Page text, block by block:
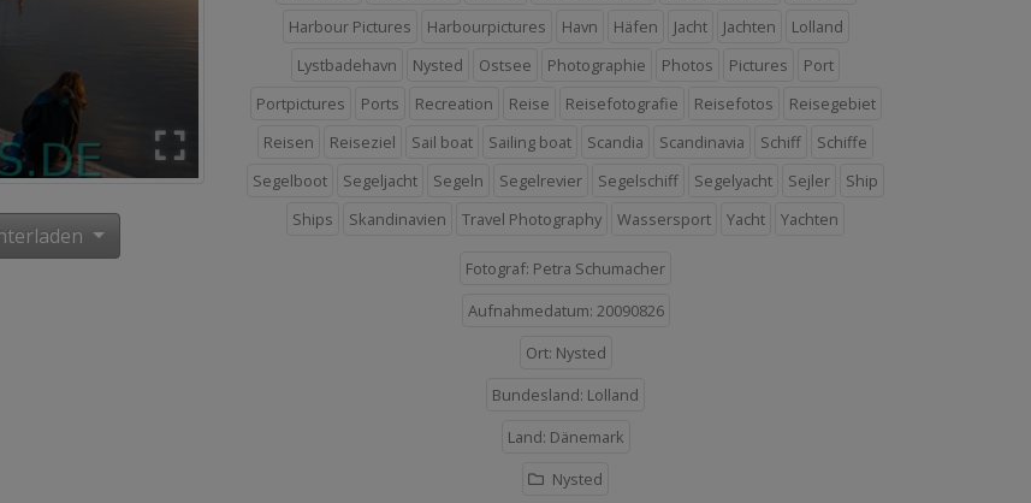
Harbour Pictures
Harbourpictures Havn Häfen Jacht Jachten
Lolland
Lystbadehavn
Nysted Ostsee Photographie Photos Pictures
Port
Portpictures
Ports Recreation Reise Reisefotografie Reisefotos
Reisegebiet
Reisen
Reiseziel Sail boat Sailing boat Scandia Scandinavia Schiff
Schiffe
Segelboot
Segeljacht Segeln Segelrevier Segelschiff Segelyacht Sejler
Ship
Ships
Skandinavien Travel Photography Wassersport Yacht Yachten
Fotograf: Petra Schumacher
Aufnahmedatum: 20090826
Ort: Nysted
Bundesland: Lolland
Land: Dänemark
Nysted